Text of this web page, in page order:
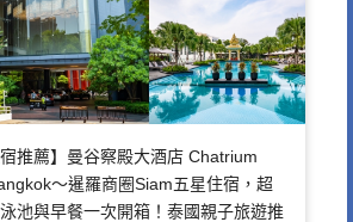
宿推薦】曼谷察殿大酒店 Chatrium
～暹羅商圈Siam五星住宿，超
池與早餐一次開箱！泰國親子旅遊推